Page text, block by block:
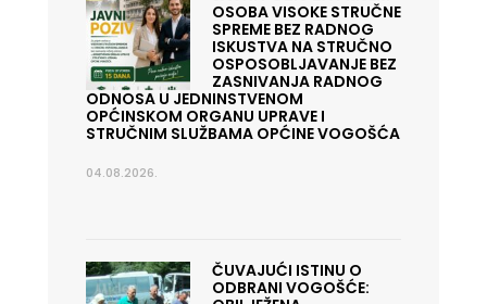
OSOBA VISOKE STRUČNE
SPREME BEZ RADNOG
ISKUSTVA NA STRUČNO
OSPOSOBLJAVANJE BEZ
ZASNIVANJA RADNOG
ODNOSA U JEDNINSTVENOM
OPĆINSKOM ORGANU UPRAVE I
STRUČNIM SLUŽBAMA OPĆINE VOGOŠĆA
04.08.2026.
ČUVAJUĆI ISTINU O
ODBRANI VOGOŠĆE: